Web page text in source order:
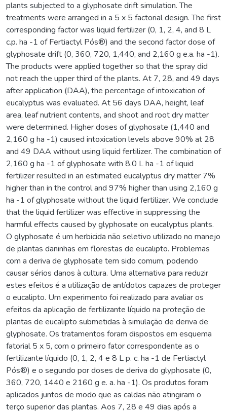
plants subjected to a glyphosate drift simulation. The
treatments were arranged in a 5 x 5 factorial design. The first
corresponding factor was liquid fertilizer (0, 1, 2, 4, and 8 L
c.p. ha -1 of Fertiactyl Pós®) and the second factor dose of
glyphosate drift (0, 360, 720, 1,440, and 2,160 g e.a. ha -1).
The products were applied together so that the spray did
not reach the upper third of the plants. At 7, 28, and 49 days
after application (DAA), the percentage of intoxication of
eucalyptus was evaluated. At 56 days DAA, height, leaf
area, leaf nutrient contents, and shoot and root dry matter
were determined. Higher doses of glyphosate (1,440 and
2,160 g ha -1) caused intoxication levels above 90% at 28
and 49 DAA without using liquid fertilizer. The combination of
2,160 g ha -1 of glyphosate with 8.0 L ha -1 of liquid
fertilizer resulted in an estimated eucalyptus dry matter 7%
higher than in the control and 97% higher than using 2,160 g
ha -1 of glyphosate without the liquid fertilizer. We conclude
that the liquid fertilizer was effective in suppressing the
harmful effects caused by glyphosate on eucalyptus plants.
O glyphosate é um herbicida não seletivo utilizado no manejo
de plantas daninhas em florestas de eucalipto. Problemas
com a deriva de glyphosate tem sido comum, podendo
causar sérios danos à cultura. Uma alternativa para reduzir
estes efeitos é a utilização de antídotos capazes de proteger
o eucalipto. Um experimento foi realizado para avaliar os
efeitos da aplicação de fertilizante líquido na proteção de
plantas de eucalipto submetidas à simulação de deriva de
glyphosate. Os tratamentos foram dispostos em esquema
fatorial 5 x 5, com o primeiro fator correspondente as o
fertilizante líquido (0, 1, 2, 4 e 8 L p. c. ha -1 de Fertiactyl
Pós®) e o segundo por doses de deriva do glyphosate (0,
360, 720, 1440 e 2160 g e. a. ha -1). Os produtos foram
aplicados juntos de modo que as caldas não atingiram o
terço superior das plantas. Aos 7, 28 e 49 dias após a